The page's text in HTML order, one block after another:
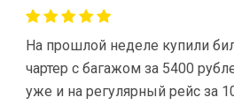
На прошлой неделе купили
чартер с багажом за 5400
уже и на регулярный рейс за